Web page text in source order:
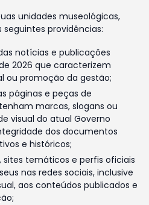
unidades museológicas,
seguintes providências:
notícias e publicações
2026 que caracterizem
ou promoção da gestão;
páginas e peças de
marcas, slogans ou
visual do atual Governo
dos documentos
e históricos;
sites temáticos e perfis oficiais
nas redes sociais, inclusive
aos conteúdos publicados e